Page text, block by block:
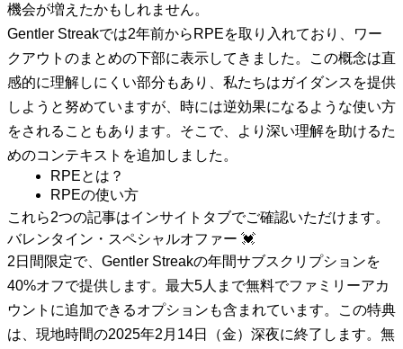
機会が増えたかもしれません。
Gentler Streakでは2年前からRPEを取り入れており、ワー
クアウトのまとめの下部に表示してきました。この概念は直
感的に理解しにくい部分もあり、私たちはガイダンスを提供
しようと努めていますが、時には逆効果になるような使い方
をされることもあります。そこで、より深い理解を助けるた
めのコンテキストを追加しました。
RPEとは？
RPEの使い方
これら2つの記事はインサイトタブでご確認いただけます。
バレンタイン・スペシャルオファー 💓
2日間限定で、Gentler Streakの年間サブスクリプションを
40%オフで提供します。最大5人まで無料でファミリーアカ
ウントに追加できるオプションも含まれています。この特典
は、現地時間の2025年2月14日（金）深夜に終了します。無